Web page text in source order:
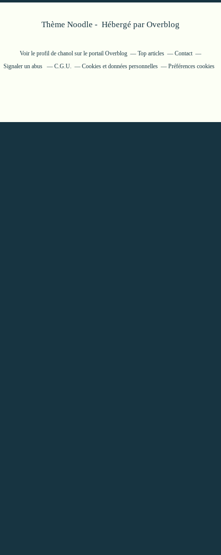
Thème Noodle - Hébergé par Overblog
Voir le profil de chanol sur le portail Overblog Top articles
Contact
Signaler un abus
C.G.U. Cookies et données personnelles Préférences cookies